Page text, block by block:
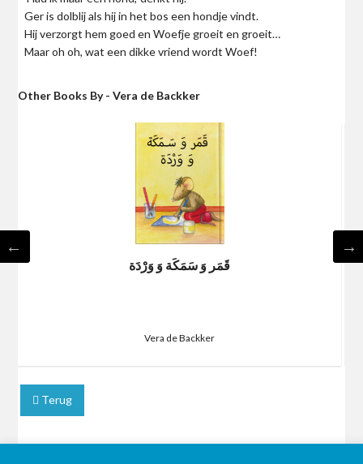
Ger is dolblij als hij in het bos een hondje vindt.
Hij verzorgt hem goed en Woefje groeit en groeit…
Maar oh oh, wat een dikke vriend wordt Woef!
Other Books By - Vera de Backker
قَمَر وَ سَمَكَة وَ وَرْدَة
Vera de Backker
Terug